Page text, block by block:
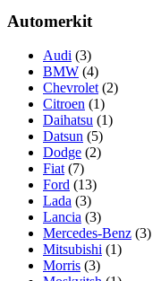
Automerkit
Audi (3)
BMW (4)
Chevrolet(2)
Citroen (1)
Daihatsu (1)
Datsun (5)
Dodge (2)
Fiat(7)
Ford (13)
Lada (3)
Lancia (3)
Mercedes-Benz (3)
Mitsubishi (1)
Morris (3)